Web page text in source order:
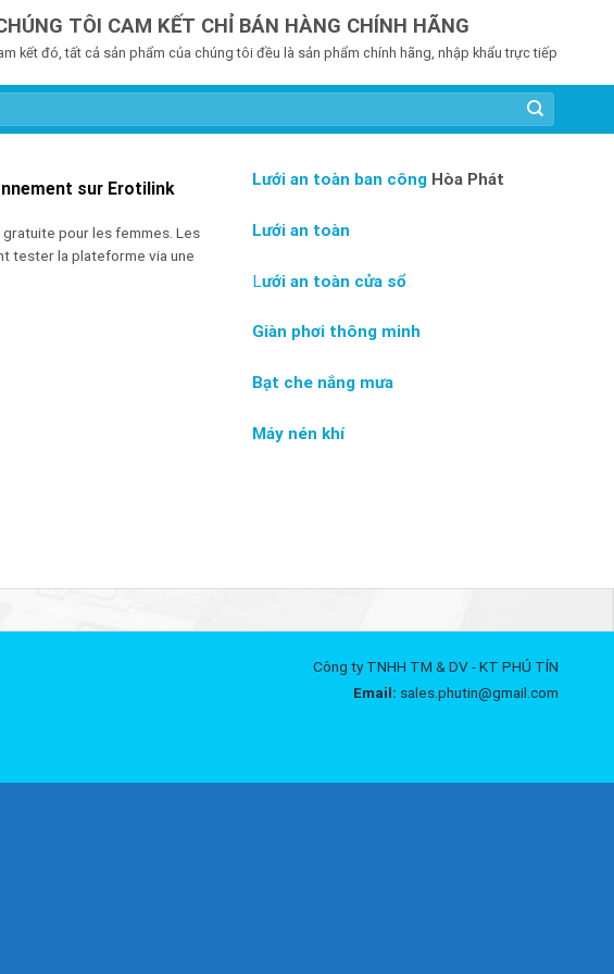
TÔI CAM KẾT CHỈ BÁN HÀNG CHÍNH HÃNG
kết đó, tất cả sản phẩm của chúng tôi đều là sản phẩm chính hãng, nhập khẩu trực tiếp
sur Erotilink
gratuite pour les femmes. Les
tester la plateforme via une
Lưới an toàn ban công Hòa Phát
Lưới an toàn
Lưới an toàn cửa sổ
Giàn phơi thông minh
Bạt che nắng mưa
Máy nén khí
Công ty TNHH TM & DV - KT PHÚ TÍN
Email: sales.phutin@gmail.com